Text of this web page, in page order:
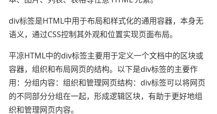
div标签是HTML中用于布局和样式化的通用容器，本身无
语义，通过CSS控制其外观和位置实现页面布局。
平凉HTML中的div标签主要用于定义一个文档中的区块或
容器，组织和布局网页的结构。以下是div标签的主要作
用：分组内容：组织和管理网页结构：div标签可以将网页
的不同部分分组在一起，形成逻辑区块，有助于更好地组
织和管理网页内容。